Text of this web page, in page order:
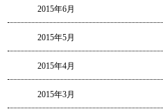
2015年6月
2015年5月
2015年4月
2015年3月